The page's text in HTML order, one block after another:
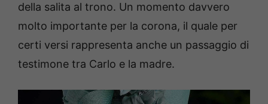
della salita al trono. Un momento davvero
molto importante per la corona, il quale per
certi versi rappresenta anche un passaggio di
testimone tra Carlo e la madre.